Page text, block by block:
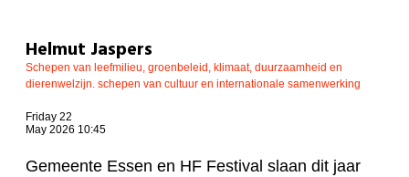
Helmut Jaspers
Schepen van leefmilieu, groenbeleid, klimaat, duurzaamheid en
dierenwelzijn. schepen van cultuur en internationale samenwerking
Friday 22
May 2026 10:45
Gemeente Essen en HF Festival slaan dit jaar